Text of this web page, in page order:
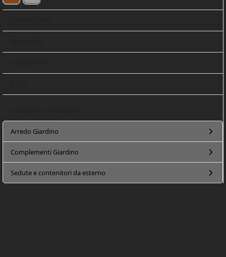
Arredo Giardino
Complementi Giardino
Sedute e contenitori da esterno